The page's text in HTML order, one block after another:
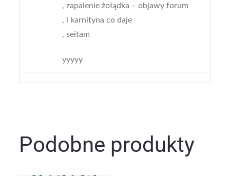
, zapalenie żołądka – objawy forum
, l karnityna co daje
, seitam
yyyyy
Podobne produkty